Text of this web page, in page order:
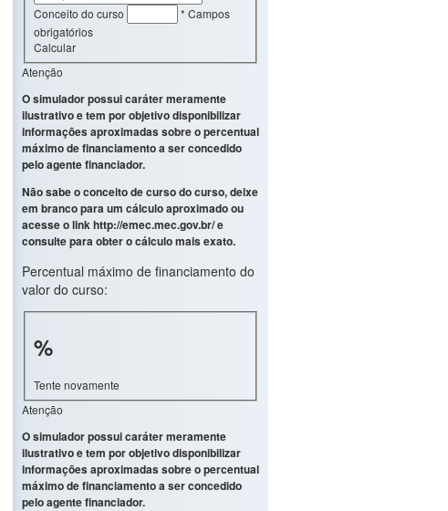
Conceito do curso
* Campos
obrigatórios
Calcular
Atenção
O simulador possui caráter meramente
ilustrativo e tem por objetivo disponibilizar
informações aproximadas sobre o percentual
máximo de financiamento a ser concedido
pelo agente financiador.
Não sabe o conceito de curso do curso, deixe
em branco para um cálculo aproximado ou
acesse o linkhttp://emec.mec.gov.br/e
consulte para obter o cálculo mais exato.
Percentual máximo de financiamento do
valor do curso:
%
Tente novamente
Atenção
O simulador possui caráter meramente
ilustrativo e tem por objetivo disponibilizar
informações aproximadas sobre o percentual
máximo de financiamento a ser concedido
pelo agente financiador.